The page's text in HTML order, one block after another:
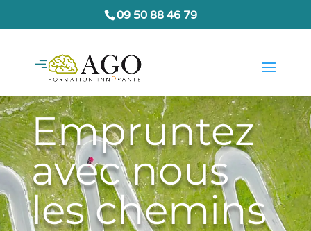
09 50 88 46 79
Empruntez
avec nous
les chemins